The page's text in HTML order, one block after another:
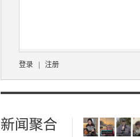
登录 注册
新闻聚合